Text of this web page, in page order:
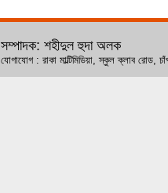
সম্পাদক: শহীদুল হুদা অলক
যোগাযোগ : রাকা মাল্টিমিডিয়া, স্কুল ক্লাব